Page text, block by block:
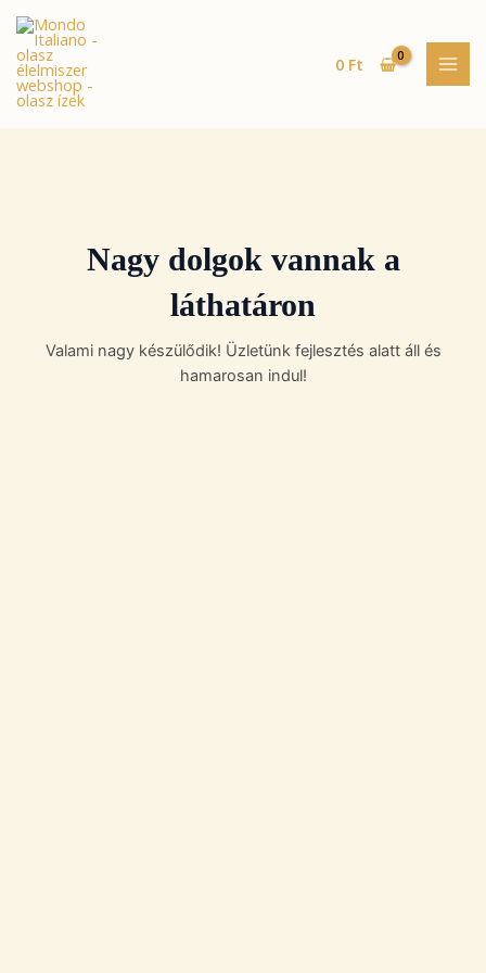
Skip
content
0 Ft
Nagy dolgok vannak a
láthatáron
Valami nagy készülődik! Üzletünk fejlesztés alatt áll és
hamarosan indul!